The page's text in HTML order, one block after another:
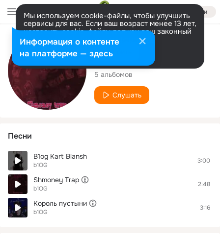
Войти
Мы используем cookie-файлы, чтобы улучшить
сервисы для вас. Если ваш возраст менее 13 лет,
настроить cookie-файлы должен ваш законный
представитель. Больше информации
Разрешить все Настроить
Исполнитель
b1OG
5 альбомов
Слушать
Песни
B1og Kart Blansh
b1OG
3:00
Shmoney Trap
b1OG
2:48
Король пустыни
b1OG
3:16
Информация о контенте
на платформе — здесь